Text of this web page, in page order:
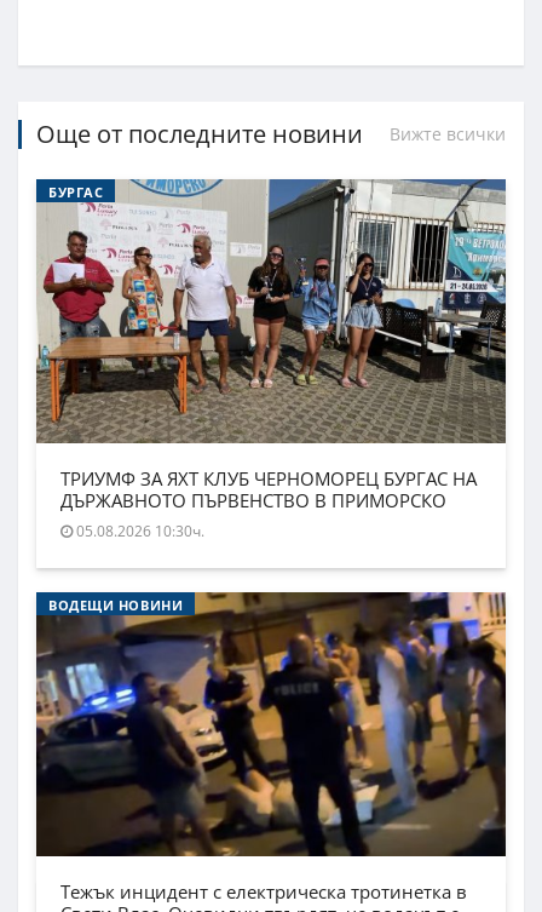
Още от последните новини Вижте всички
БУРГАС
ТРИУМФ ЗА ЯХТ КЛУБ ЧЕРНОМОРЕЦ БУРГАС НА
ДЪРЖАВНОТО ПЪРВЕНСТВО В ПРИМОРСКО
05.08.2026 10:30ч.
ВОДЕЩИ НОВИНИ
Тежък инцидент с електрическа тротинетка в